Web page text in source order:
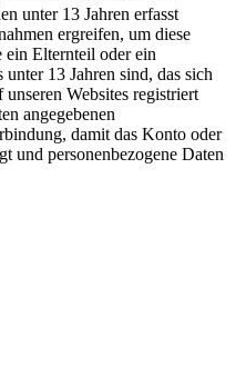
unter 13 Jahren erfasst
ergreifen, um diese
ein Elternteil oder ein
13 Jahren sind, das sich
Websites registriert
angegebenen
damit das Konto oder
und personenbezogene Daten